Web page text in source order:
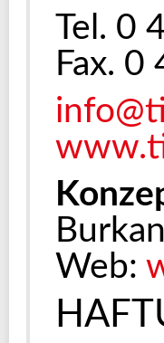
Tel. 0
Fax.
Web: